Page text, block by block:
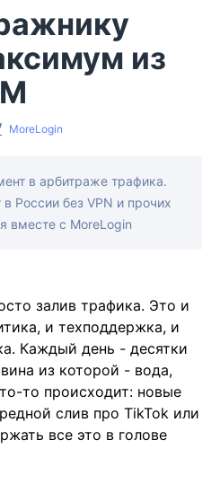
из
MoreLogin
в арбитраже трафика.
России без VPN и прочих
вместе с MoreLogin
залив трафика. Это и
и техподдержка, и
Каждый день - десятки
из которой - вода,
то происходит: новые
слив про TikTok или
все это в голове